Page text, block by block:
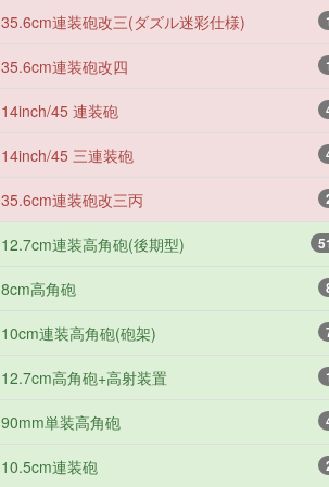
35.6cm連装砲改三(ダズル迷彩仕様)
35.6cm連装砲改四
14inch/45 連装砲
14inch/45 三連装砲
35.6cm連装砲改三丙
12.7cm連装高角砲(後期型)
8cm高角砲
10cm連装高角砲(砲架)
12.7cm高角砲+高射装置
90mm単装高角砲
10.5cm連装砲